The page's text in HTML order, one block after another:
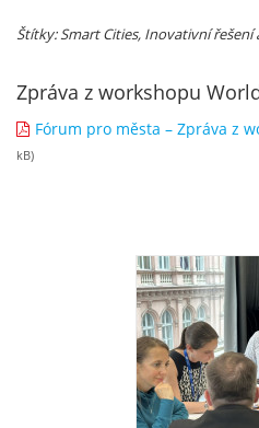
Štítky: Smart Cities, Inovativní řešení
Zpráva z workshopu
Fórum pro města – Zpráva z
kB)